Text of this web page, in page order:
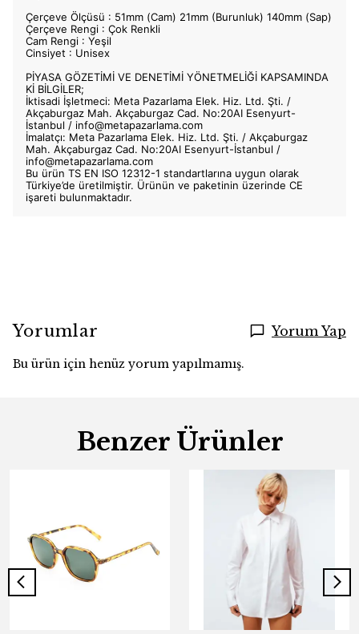
Çerçeve Ölçüsü : 51mm (Cam) 21mm (Burunluk) 140mm (Sap)
Çerçeve Rengi : Çok Renkli
Cam Rengi : Yeşil
Cinsiyet : Unisex
PİYASA GÖZETİMİ VE DENETİMİ YÖNETMELİĞİ KAPSAMINDA
Kİ BİLGİLER;
İktisadi İşletmeci: Meta Pazarlama Elek. Hiz. Ltd. Şti. /
Akçaburgaz Mah. Akçaburgaz Cad. No:20AI Esenyurt-
İstanbul / info@metapazarlama.com
İmalatçı: Meta Pazarlama Elek. Hiz. Ltd. Şti. / Akçaburgaz
Mah. Akçaburgaz Cad. No:20AI Esenyurt-İstanbul /
info@metapazarlama.com
Bu ürün TS EN ISO 12312-1 standartlarına uygun olarak
Türkiye’de üretilmiştir. Ürünün ve paketinin üzerinde CE
işareti bulunmaktadır.
Yorumlar Yorum Yap
Bu ürün için henüz yorum yapılmamış.
Benzer Ürünler